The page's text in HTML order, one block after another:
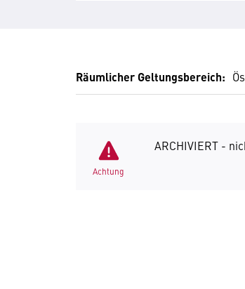
Räumlicher Geltungsbereich:
Achtung
ARCHIVIERT -